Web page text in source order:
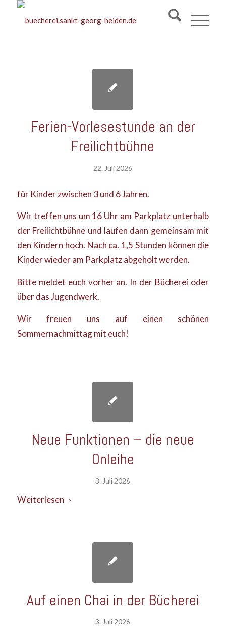
Ferien-Vorlesestunde an der
Freilichtbühne
22. Juli 2026
für Kinder zwischen 3 und 6 Jahren.
Wir treffen uns um 16 Uhr am Parkplatz unterhalb
der Freilichtbühne und laufen dann gemeinsam mit
den Kindern hoch. Nach ca. 1,5 Stunden können die
Kinder wieder am Parkplatz abgeholt werden.
Bitte meldet euch vorher an. In der Bücherei oder
über das Jugendwerk.
Wir freuen uns auf einen schönen
Sommernachmittag mit euch!
Neue Funktionen – die neue
Onleihe
3. Juli 2026
Weiterlesen
Auf einen Chai in der Bücherei
3. Juli 2026